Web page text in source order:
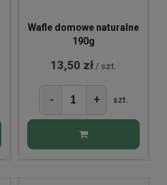
Wafle domowe naturalne
190g
13,50 zł / szt.
- + szt.